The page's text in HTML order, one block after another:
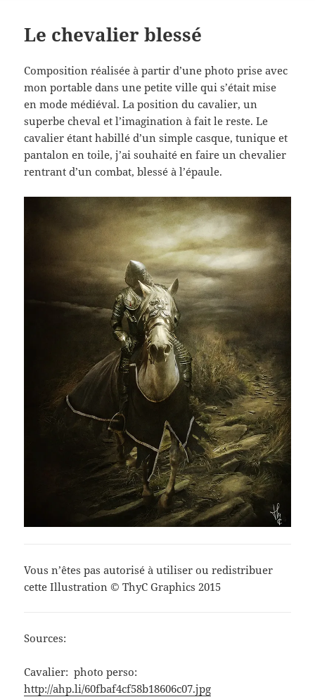
Le chevalier blessé
Composition réalisée à partir d’une photo prise avec
mon portable dans une petite ville qui s’était mise
en mode médiéval. La position du cavalier, un
superbe cheval et l’imagination à fait le reste. Le
cavalier étant habillé d’un simple casque, tunique et
pantalon en toile, j’ai souhaité en faire un chevalier
rentrant d’un combat, blessé à l’épaule.
Vous n’êtes pas autorisé à utiliser ou redistribuer
cette Illustration © ThyC Graphics 2015
Sources:
Cavalier: photo perso:
http://ahp.li/60fbaf4cf58b18606c07.jpg